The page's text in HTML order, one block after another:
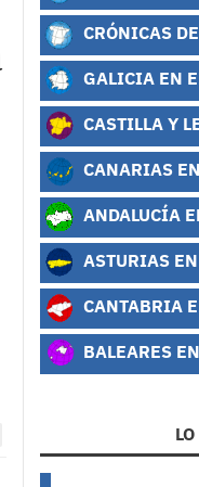
CRÓNICAS
GALICIA EN
CASTILLA Y
CANARIAS
ANDALUCÍA
ASTURIAS
CANTABRIA
BALEARES